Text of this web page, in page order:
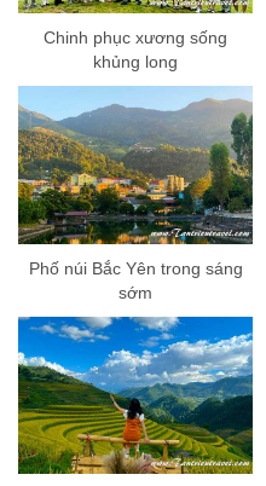
Chinh phục xương sống
khủng long
Phố núi Bắc Yên trong sáng
sớm